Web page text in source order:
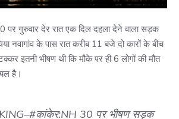
गुरुवार देर रात एक दिल दहला देने वाला सड़क
नवागांव के पास रात करीब 11 बजे दो कारों के बीच
इतनी भीषण थी कि मौके पर ही 6 लोगों की मौत
है।
–#कांकेर:NH 30 पर भीषण सड़क